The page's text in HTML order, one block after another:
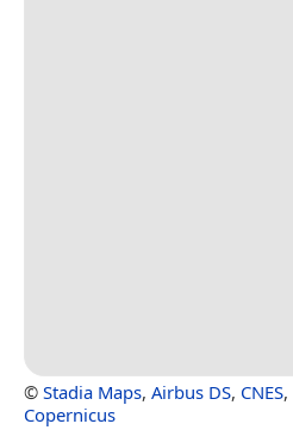
© Stadia Maps, Airbus DS, CNES,
Copernicus